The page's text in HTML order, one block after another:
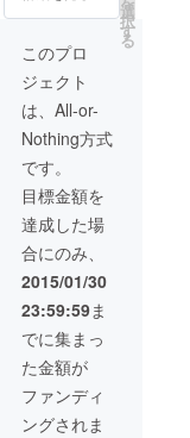
入り完成DVD 完
柳津名物・あわ
まんじゅう（10
個入） 赤べこ張
子人形（小）※
ページ内の写真
とは異なる場合
があります
選
択
す
る
このプロ
ジェクト
は、All-or-
Nothing方式
です。
目標金額を
達成した場
合にのみ、
2015/01/30
23:59:59ま
でに集まっ
た金額が
ファンディ
ングされま